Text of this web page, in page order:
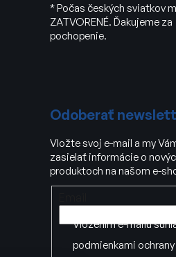
* Počas českých sviatkov
ZATVORENÉ. Ďakujeme za
pochopenie.
Odoberať
Vložte svoj e-mail a my
zasielať informácie o
produktoch na našom e-
Vložením e-mailu
podmienkami ochrany